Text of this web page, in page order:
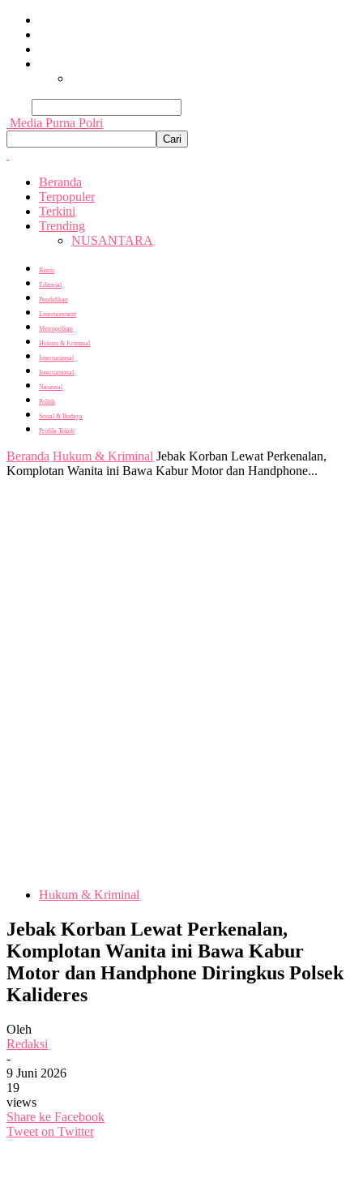
Media Purna Polri
Beranda
Terpopuler
Terkini
Trending
NUSANTARA
Bisnis
Editorial
Pendidikan
Entertainment
Metropolitan
Hukum & Kriminal
Internasional
Internasional
Nasional
Politik
Sosial & Budaya
Profile Tokoh
Beranda Hukum & Kriminal Jebak Korban Lewat Perkenalan,
Komplotan Wanita ini Bawa Kabur Motor dan Handphone...
Hukum & Kriminal
Jebak Korban Lewat Perkenalan,
Komplotan Wanita ini Bawa Kabur
Motor dan Handphone Diringkus Polsek
Kalideres
Oleh
Redaksi
-
9 Juni 2026
19
views
Share ke Facebook
Tweet on Twitter